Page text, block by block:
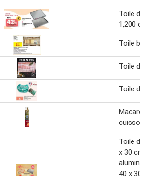
Toile de
1,200 cm
Toile
Toile de
Toile de
cuisson
Toile de
x 30 cm,
40 x 30